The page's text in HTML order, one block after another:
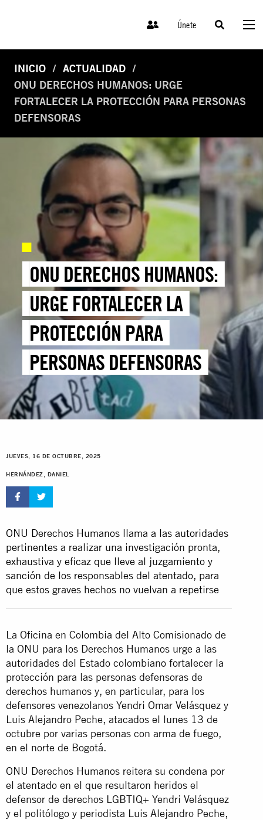
Únete
INICIO
ACTUALIDAD
ONU DERECHOS HUMANOS: URGE
FORTALECER LA PROTECCIÓN PARA PERSONAS
DEFENSORAS
ONU DERECHOS HUMANOS:
URGE FORTALECER LA
PROTECCIÓN PARA
PERSONAS DEFENSORAS
JUEVES, 16 DE OCTUBRE, 2025
HERNÁNDEZ, DANIEL
ONU Derechos Humanos llama a las autoridades
pertinentes a realizar una investigación pronta,
exhaustiva y eficaz que lleve al juzgamiento y
sanción de los responsables del atentado, para
que estos graves hechos no vuelvan a repetirse
La Oficina en Colombia del Alto Comisionado de
la ONU para los Derechos Humanos urge a las
autoridades del Estado colombiano fortalecer la
protección para las personas defensoras de
derechos humanos y, en particular, para los
defensores venezolanos Yendri Omar Velásquez y
Luis Alejandro Peche, atacados el lunes 13 de
octubre por varias personas con arma de fuego,
en el norte de Bogotá.
ONU Derechos Humanos reitera su condena por
el atentado en el que resultaron heridos el
defensor de derechos LGBTIQ+ Yendri Velásquez
y el politólogo y periodista Luis Alejandro Peche,